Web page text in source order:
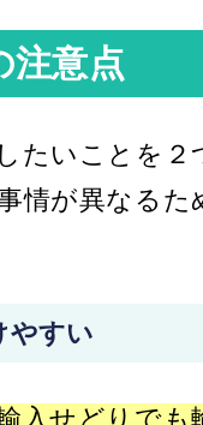
注意点
たいことを２
情が異なる
やすい
入せどりでも